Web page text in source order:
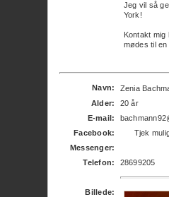
Jeg vil så
York!
Kontakt
mødes til
Navn:
Zenia
Alder:
20 år
E-mail:
Facebook:
Tjek
Messenger:
Telefon:
28699205
Billede: